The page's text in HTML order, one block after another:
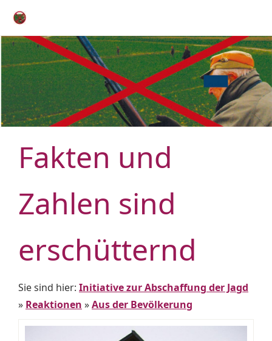
Fakten und
Zahlen sind
erschütternd
Sie sind hier: Initiative zur Abschaffung der Jagd
» Reaktionen »Aus der Bevölkerung